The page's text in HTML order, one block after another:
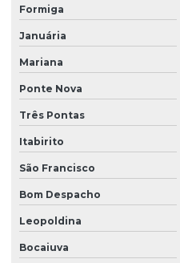
Projeto terraplenagem
Projeto de terraplenagem corte
Relatório de investigação
Relatório de investigação
Remediação de águas
Remediação de áreas
Remediação de áreas degradadas
Formiga
Januária
Mariana
Ponte Nova
Três Pontas
Itabirito
São Francisco
Bom Despacho
Leopoldina
Bocaiuva